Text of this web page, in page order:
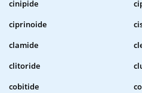
cinipide
ciprinoide
clamide
clitoride
cobitide